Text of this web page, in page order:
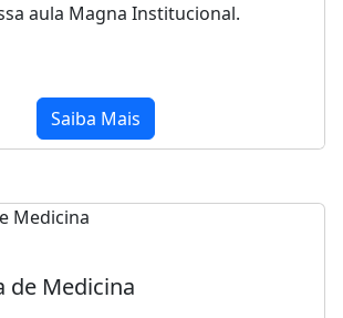
aula Magna Institucional.
Saiba Mais
de Medicina